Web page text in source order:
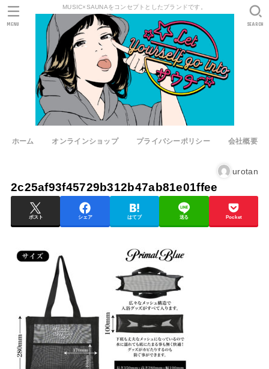
MUSIC×SAUNAをコンセプトとしたブランドです。
ホーム オンラインショップ プライバシーポリシー 会社概要
SEARCH
MENU
urotan
2c25af93f45729b312b47ab81e01ffee
ポスト シェア はてブ 送る Pocket